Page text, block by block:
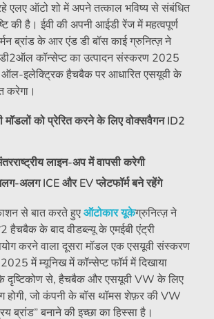
एलए ऑटो शो में अपने तत्काल भविष्य से संबंधित
की है। ईवी की अपनी आईडी रेंज में महत्वपूर्ण
ब्रांड के आर एंड डी बॉस काई ग्रुनित्ज़ ने
कॉन्सेप्ट का उत्पादन संस्करण 2025
ऑल-इलेक्ट्रिक हैचबैक पर आधारित एसयूवी के
करेगा।
मॉडलों को प्रेरित करने के लिए वोक्सवैगन ID2
लाइन-अप में वापसी करेगी
अलग ICE और EV प्लेटफॉर्म बने रहेंगे
से बात करते हुएऑटोकार यूकेग्रुनित्ज़ ने
हैचबैक के बाद वीडब्ल्यू के एमईबी एंट्री
करने वाला दूसरा मॉडल एक एसयूवी संस्करण
में म्यूनिख में कॉन्सेप्ट फॉर्म में दिखाया
दृष्टिकोण से, हैचबैक और एसयूवी VW के लिए
होगी, जो कंपनी के बॉस थॉमस शेफ़र की VW
ब्रांड” बनाने की इच्छा का हिस्सा है।